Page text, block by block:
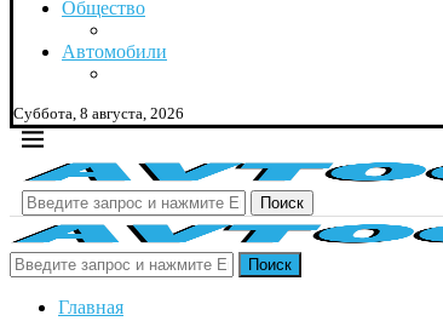
Общество
Автомобили
Суббота, 8 августа, 2026
Поиск
Поиск
Главная